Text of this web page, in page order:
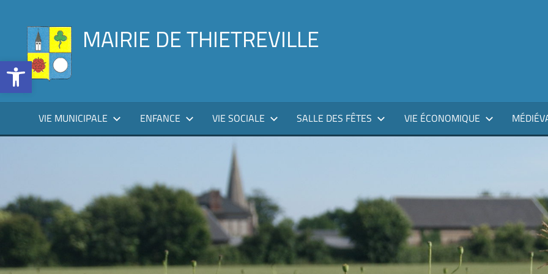
contenu
MAIRIE DE THIETREVILLE
VIE MUNICIPALE ENFANCE VIE SOCIALE SALLE DES FÊTES VIE ÉCONOMIQUE
Ouvrir la barre d’outils